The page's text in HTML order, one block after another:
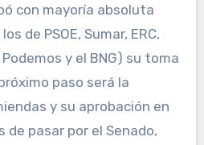
con mayoría absoluta
los de PSOE, Sumar, ERC,
y el BNG) su toma
paso será la
y su aprobación en
de pasar por el Senado,